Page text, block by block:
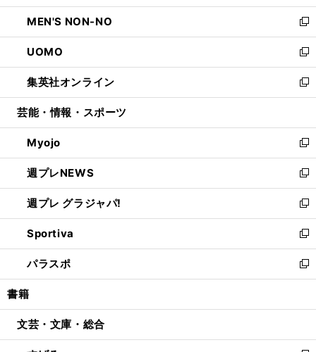
開
く
ウ
で
開
く
ン
ド
ウ
で
開
く
ウ
ィ
ン
ド
ウ
で
開
し
い
ウ
ィ
ン
ド
ウ
開
く
MEN'S NON-NO
新
し
い
ウ
ィ
ン
ウ
で
開
く
UOMO
新
し
い
ウ
ン
ド
ウ
で
開
く
集英社オンライン
新
し
ウ
ィ
ン
ド
ウ
で
開
く
芸能・情報・スポーツ
Myojo
新
し
い
ウ
ィ
ン
ド
ウ
で
開
週プレNEWS
新
し
い
ウ
ィ
ン
ド
ウ
開
週プレ グラジャパ!
新
し
い
ウ
ィ
ン
ウ
開
Sportiva
新
し
い
ウ
ン
ウ
パラスポ
新
し
ウ
ン
書籍
文芸・文庫・総合